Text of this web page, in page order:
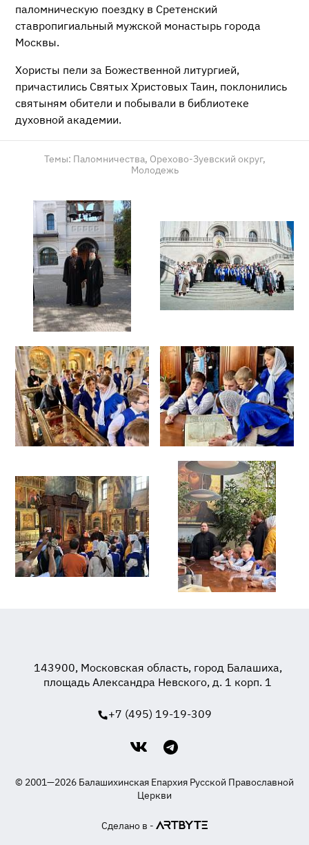
паломническую поездку в Сретенский
ставропигиальный мужской монастырь города
Москвы.
Хористы пели за Божественной литургией,
причастились Святых Христовых Таин, поклонились
святыням обители и побывали в библиотеке
духовной академии.
Темы: Паломничества, Орехово-Зуевский округ,
Молодежь
143900, Московская область, город Балашиха,
площадь Александра Невского, д. 1 корп. 1
+7 (495) 19-19-309
© 2001—2026 Балашихинская Епархия Русской Православной
Церкви
Сделано в -